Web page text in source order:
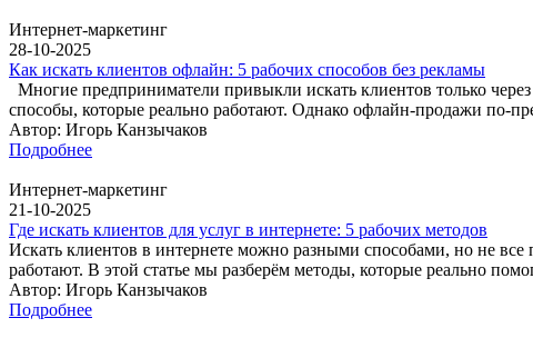
Интернет-маркетинг
28-10-2025
Как искать клиентов офлайн: 5 рабочих способов без рекламы
Многие предприниматели привыкли искать клиентов только
способы, которые реально работают. Однако офлайн-продажи
Автор: Игорь Канзычаков
Подробнее
Интернет-маркетинг
21-10-2025
Где искать клиентов для услуг в интернете: 5 рабочих методов
Искать клиентов в интернете можно разными способами, но не
работают. В этой статье мы разберём методы, которые реально
Автор: Игорь Канзычаков
Подробнее